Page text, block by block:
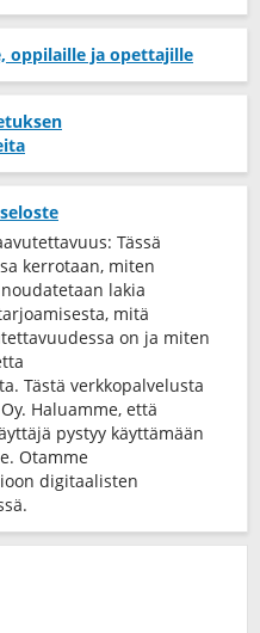
oppilaille ja opettajille
Tässä
kerrotaan, miten
lakia
mitä
on ja miten
Tästä verkkopalvelusta
Haluamme, että
pystyy käyttämään
Otamme
digitaalisten